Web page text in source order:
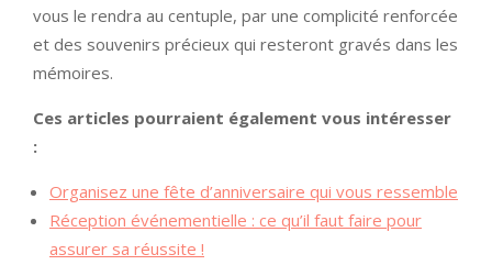
vous le rendra au centuple, par une complicité renforcée
et des souvenirs précieux qui resteront gravés dans les
mémoires.
Ces articles pourraient également vous intéresser
:
Organisez une fête d’anniversaire qui vous ressemble
Réception événementielle : ce qu’il faut faire pour
assurer sa réussite !